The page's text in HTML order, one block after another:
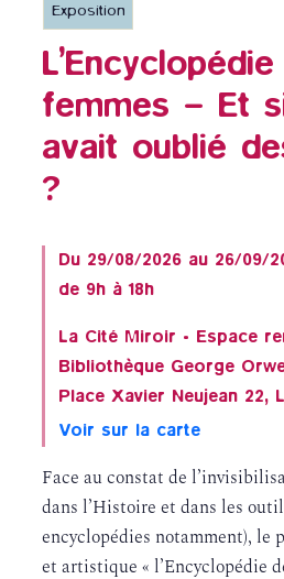
Exposition
femmes – Et
avait oublié
?
Du 29/08/2026 au 26/09/
de 9h à 18h
La Cité Miroir - Espace
Bibliothèque George
Place Xavier Neujean 22,
Voir sur la carte
Face au constat de
dans l’Histoire et dans les
encyclopédies notamment), le
et artistique « l’Encyclopédie